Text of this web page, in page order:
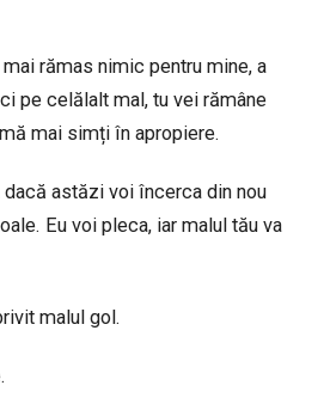
rămas nimic pentru mine, a
pe celălalt mal, tu vei rămâne
mai simți în apropiere.
astăzi voi încerca din nou
Eu voi pleca, iar malul tău va
malul gol.